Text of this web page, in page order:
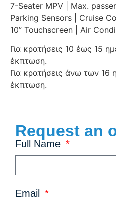
7-Seater MPV | Max.
Parking Sensors | Cruise
10” Touchscreen | Air
Για κρατήσεις 10 έως 15
έκπτωση.
Για κρατήσεις άνω των 16
έκπτωση.
Request an
Full Name
Email